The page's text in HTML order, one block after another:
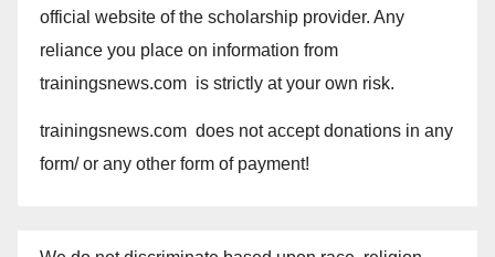
official website of the scholarship provider. Any
reliance you place on information from
trainingsnews.com is strictly at your own risk.
trainingsnews.com does not accept donations in any
form/ or any other form of payment!